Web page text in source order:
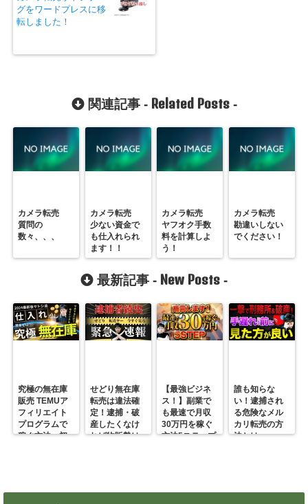
グをワードプレスに移
転しました！
関連記事 - Related Posts-
カメラ転売
質問の
数々、、、
カメラ転売
少ない資金で
も仕入れられ
ます！！
カメラ転売
ヤフオク手数
料を計算しよ
う！
カメラ転売
勘違いしない
でください！
最新記事 - New Posts -
究極の無在庫
販売 TEMUア
フィリエイト
プログラムで
稼ぐ方法 初
せどり無在庫
転売は違法確
定！逮捕・破
産したくなけ
れば物販勢は
【最強ビジネ
ス！】副業で
も最速で月収
30万円を稼ぐ
方法5ステップ
誰も知らな
い！逮捕され
る危険なメル
カリ転売の方
法とは